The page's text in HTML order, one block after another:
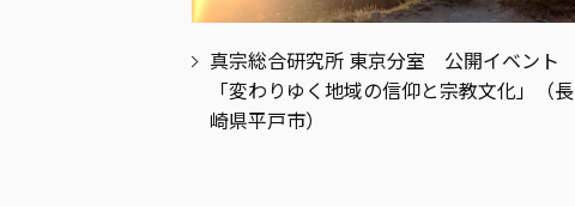
真宗総合研究所 東京分室 公開イベント
「変わりゆく地域の信仰と宗教文化」（長
崎県平戸市）